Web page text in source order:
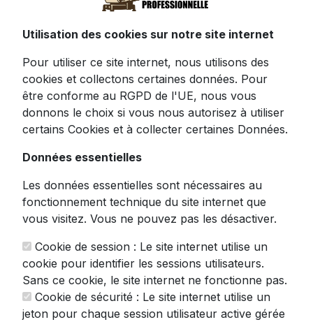
avec cette élégantetrancheuse pour pain
pliable en bois de bambou. Fabriquée à partir
de matériaux naturels et écologiques, cette
trancheuse Vastsea allie fonctionnalité,
esthétique et respect de l'environnement.
Conçue pour les amateurs de pain frais et les
professionnels exigeants, cette trancheuse
offre une solution pratique pour obtenir des
tranches d'épaisseur uniforme selon vos
préférences. Son système de rainures
multiples vous permet d'ajuster l'épaisseur
des tranches en fonction de vos besoins
culinaires.
Caractéristiques principales :
Utilisation des cookies sur notre site internet
Pour utiliser ce site internet, nous utilisons des
cookies et collectons certaines données. Pour
être conforme au RGPD de l'UE, nous vous
donnons le choix si vous nous autorisez à utiliser
certains Cookies et à collecter certaines Données.
Données essentielles
Les données essentielles sont nécessaires au
fonctionnement technique du site internet que
vous visitez. Vous ne pouvez pas les désactiver.
Cookie de session : Le site internet utilise un
cookie pour identifier les sessions utilisateurs.
Sans ce cookie, le site internet ne fonctionne pas.
Cookie de sécurité : Le site internet utilise un
jeton pour chaque session utilisateur active gérée